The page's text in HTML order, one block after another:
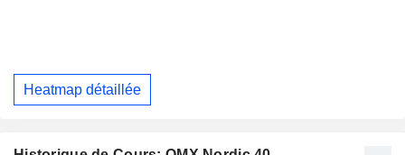
Heatmap détaillée